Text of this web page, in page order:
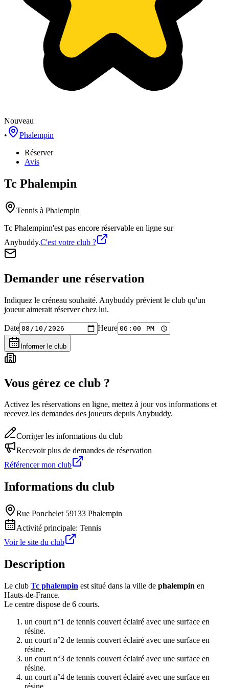
Nouveau
•
Phalempin
Réserver
Avis
Tc Phalempin
Tennis à Phalempin
Tc Phalempinn'est pas encore réservable en ligne sur
Anybuddy.C'est votre club ?
Demander une réservation
Indiquez le créneau souhaité. Anybuddy prévient le club qu'un
joueur aimerait réserver chez lui.
Date Heure
Informer le club
Vous gérez ce club ?
Activez les réservations en ligne, mettez à jour vos informations et
recevez les demandes des joueurs depuis Anybuddy.
Corriger les informations du club
Recevoir plus de demandes de réservation
Référencer mon club
Informations du club
Rue Ponchelet 59133 Phalempin
Activité principale: Tennis
Voir le site du club
Description
Le club Tc phalempin est situé dans la ville de phalempin en
Hauts-de-France.
Le centre dispose de 6 courts.
un court n°1 de tennis couvert éclairé avec une surface en
résine.
un court n°2 de tennis couvert éclairé avec une surface en
résine.
un court n°3 de tennis couvert éclairé avec une surface en
résine.
un court n°4 de tennis couvert éclairé avec une surface en
résine.